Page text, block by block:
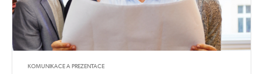
KOMUNIKACE A PREZENTACE